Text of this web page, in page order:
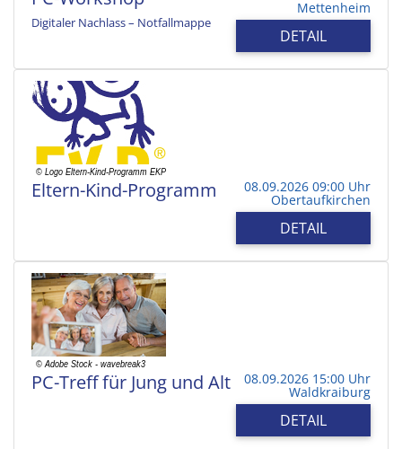
Digitaler Nachlass – Notfallmappe
Mettenheim
DETAIL
Eltern-Kind-Programm 08.09.2026 09:00 Uhr
Obertaufkirchen
DETAIL
PC-Treff für Jung und Alt 08.09.2026 15:00 Uhr
Waldkraiburg
DETAIL